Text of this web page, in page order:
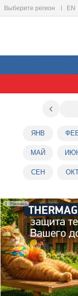
Выберите регион EN
‹
ЯНВ
МАЙ
СЕН
Реклама